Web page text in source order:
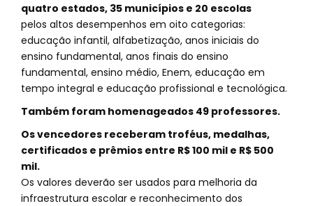
quatro estados, 35 municípios e 20 escolas
pelos altos desempenhos em oito categorias:
educação infantil, alfabetização, anos iniciais do
ensino fundamental, anos finais do ensino
fundamental, ensino médio, Enem, educação em
tempo integral e educação profissional e tecnológica.
Também foram homenageados 49 professores.
Os vencedores receberam troféus, medalhas,
certificados e prêmios entre R$ 100 mil e R$ 500
mil.
Os valores deverão ser usados para melhoria da
infraestrutura escolar e reconhecimento dos